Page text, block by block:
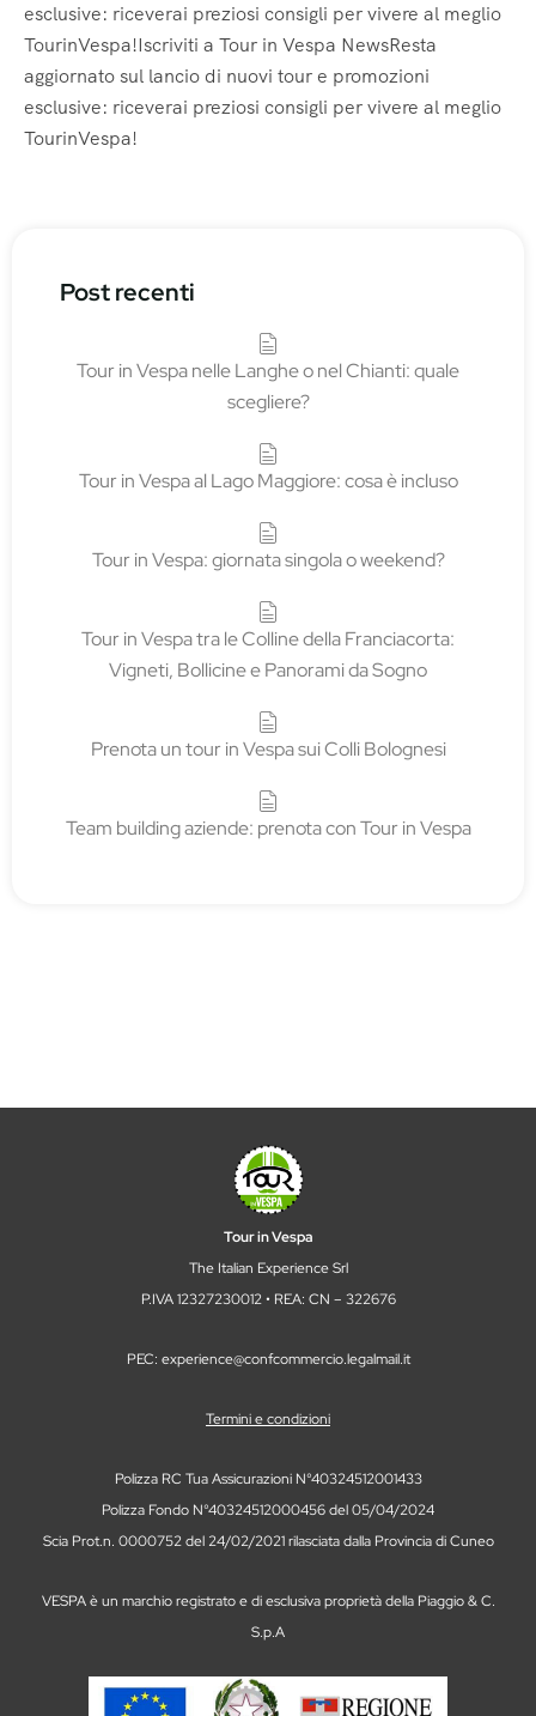
esclusive: riceverai preziosi consigli per vivere al meglio
TourinVespa!Iscriviti a Tour in Vespa NewsResta
aggiornato sul lancio di nuovi tour e promozioni
esclusive: riceverai preziosi consigli per vivere al meglio
TourinVespa!
Post recenti
Tour in Vespa nelle Langhe o nel Chianti: quale
scegliere?
Tour in Vespa al Lago Maggiore: cosa è incluso
Tour in Vespa: giornata singola o weekend?
Tour in Vespa tra le Colline della Franciacorta:
Vigneti, Bollicine e Panorami da Sogno
Prenota un tour in Vespa sui Colli Bolognesi
Team building aziende: prenota con Tour in Vespa
Tour in Vespa
The Italian Experience Srl
P.IVA 12327230012 • REA: CN – 322676
PEC: experience@confcommercio.legalmail.it
Termini e condizioni
Polizza RC Tua Assicurazioni N°40324512001433
Polizza Fondo N°40324512000456 del 05/04/2024
Scia Prot.n. 0000752 del 24/02/2021 rilasciata dalla Provincia di Cuneo
VESPA è un marchio registrato e di esclusiva proprietà della Piaggio & C.
S.p.A